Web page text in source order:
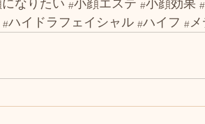
なりたい #小顔エステ #小顔効果
#ハイドラフェイシャル #ハイフ #